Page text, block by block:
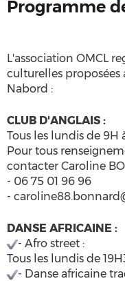
Programme
L'association OMCL
culturelles proposées
Nabord :
CLUB D'ANGLAIS :
Tous les lundis de 9H
Pour tous
contacter Caroline
- 06 75 01 96 96
-
DANSE AFRICAINE :
- Afro street :
Tous les lundis de
- Danse africaine